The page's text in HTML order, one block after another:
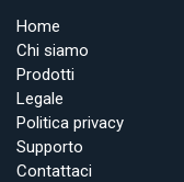
Home
Chi siamo
Prodotti
Legale
Politica privacy
Supporto
Contattaci